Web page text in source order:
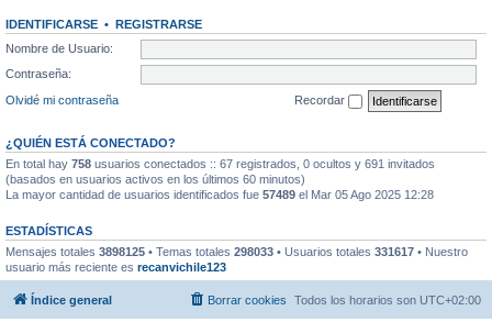
IDENTIFICARSE • REGISTRARSE
Nombre de Usuario:
Contraseña:
Olvidé mi contraseña
Recordar
¿QUIÉN ESTÁ CONECTADO?
En total hay 758 usuarios conectados :: 67 registrados, 0 ocultos y 691 invitados
(basados en usuarios activos en los últimos 60 minutos)
La mayor cantidad de usuarios identificados fue 57489 el Mar 05 Ago 2025 12:28
ESTADÍSTICAS
Mensajes totales 3898125 • Temas totales 298033 • Usuarios totales 331617 • Nuestro
usuario más reciente es recanvichile123
Índice general Todos los horarios son UTC+02:00
Borrar cookies